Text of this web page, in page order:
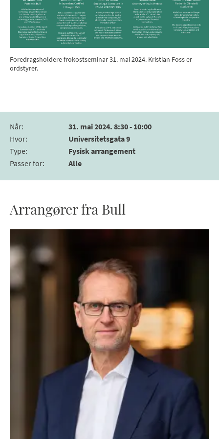
Foredragsholdere frokostseminar 31. mai 2024. Kristian Foss er
ordstyrer.
Når:
31. mai 2024. 8:30 - 10:00
Hvor:
Universitetsgata 9
Type:
Fysisk arrangement
Passer for: Alle
Arrangører fra Bull